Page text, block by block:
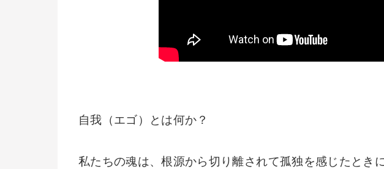
自我（エゴ）とは何か？
私たちの魂は、根源から切り離されて孤独を感じたとき